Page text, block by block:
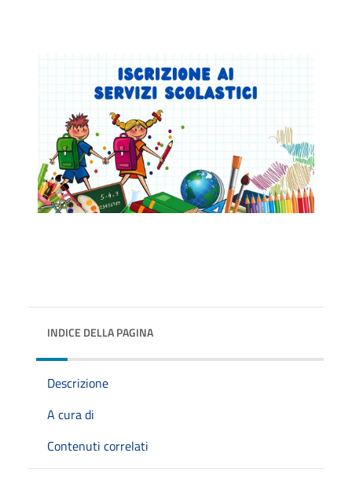
INDICE DELLA PAGINA
Descrizione
A cura di
Contenuti correlati